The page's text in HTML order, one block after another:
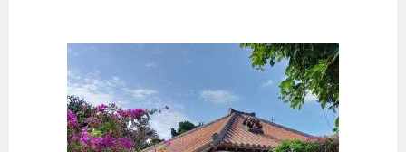
じゃらんで確認する